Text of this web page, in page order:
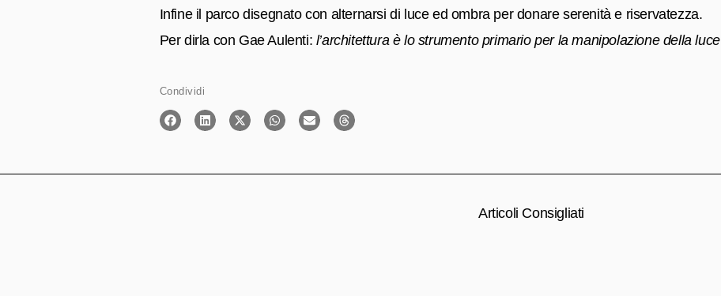
Infine il parco disegnato con alternarsi di luce ed ombra per donare serenità e riservatezza.
Per dirla con Gae Aulenti: l’architettura è lo strumento primario per la manipolazione della luce
Condividi
Articoli Consigliati